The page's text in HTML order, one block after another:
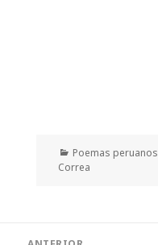
Categorías
Poemas peruanos
Correa